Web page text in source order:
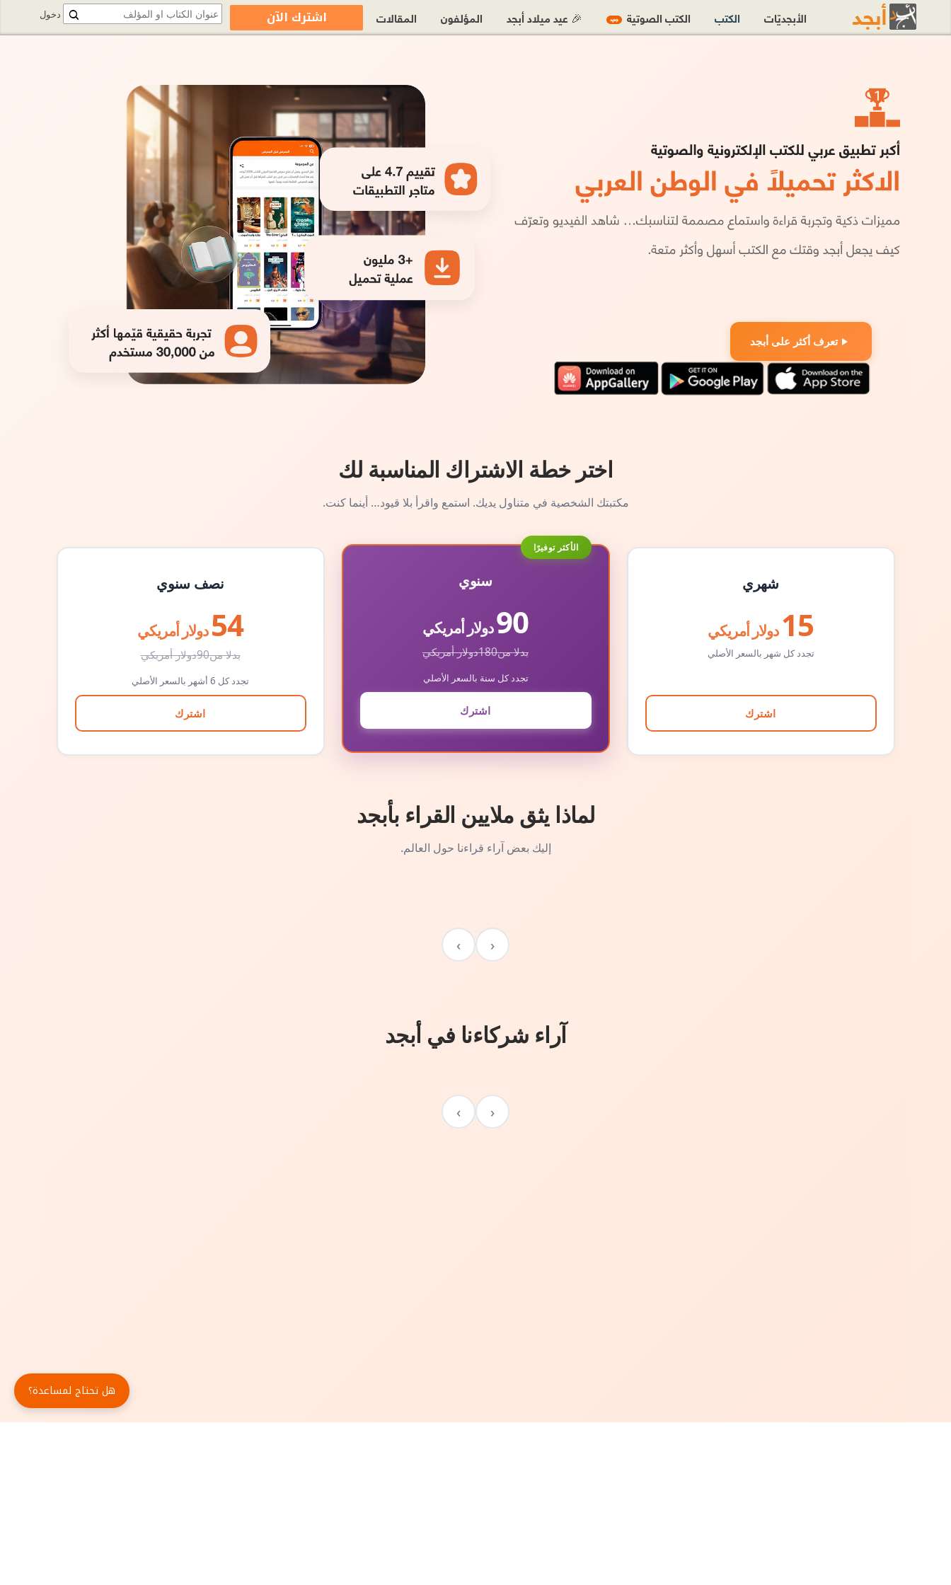
تعرف أكثر على أبجد
اختر خطة الاشتراك المناسبة لك
مكتبتك الشخصية في متناول يديك. استمع واقرأ بلا قيود… أينما كنت.
شهري
15 دولار أمريكي
تجدد كل شهر بالسعر الأصلي
اشترك
الأكثر توفيرًا
سنوي
90دولار أمريكي
بدلا من180دولار أمريكي
تجدد كل سنة بالسعر الأصلي
اشترك
نصف سنوي
54 دولار أمريكي
بدلا من90دولار أمريكي
تجدد كل 6 أشهر بالسعر الأصلي
اشترك
لماذا يثق ملايين القراء بأبجد
إليك بعض آراء قراءنا حول العالم.
‹
›
آراء شركاءنا في أبجد
‹
›
دخول الأبجديّات الكتب الكتب الصوتية جديد 🎉 عيد ميلاد أبجد المؤلفون المقالات اشترك الآن
هل تحتاج لمساعدة؟